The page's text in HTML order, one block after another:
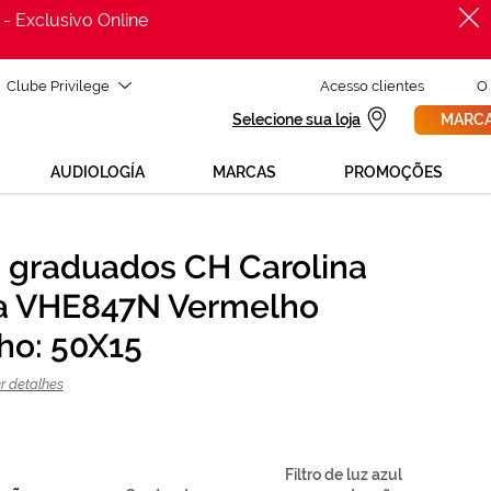
Exclusivo Online
Clube Privilege Acesso clientes O
Selecione sua loja
AUDIOLOGÍA MARCAS PROMOÇÕES
Precisas de ajuda para mudar os teus óculos?
Liga para nós GRÁTIS no número800 114 297
ou solicita umaREVISAO DA VISTA
CH Carolina
VHE847N Vermelho
50X15
detalhes
Filtro de luz azul